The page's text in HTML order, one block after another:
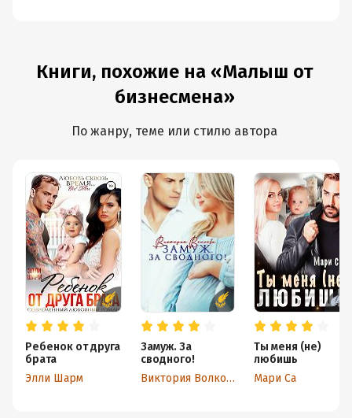
Книги, похожие на «Малыш от
бизнесмена»
По жанру, теме или стилю автора
Ребенок от друга
брата
Элли Шарм
Замуж. За
сводного!
Виктория Волкова
Ты меня (не)
любишь
Мари Са